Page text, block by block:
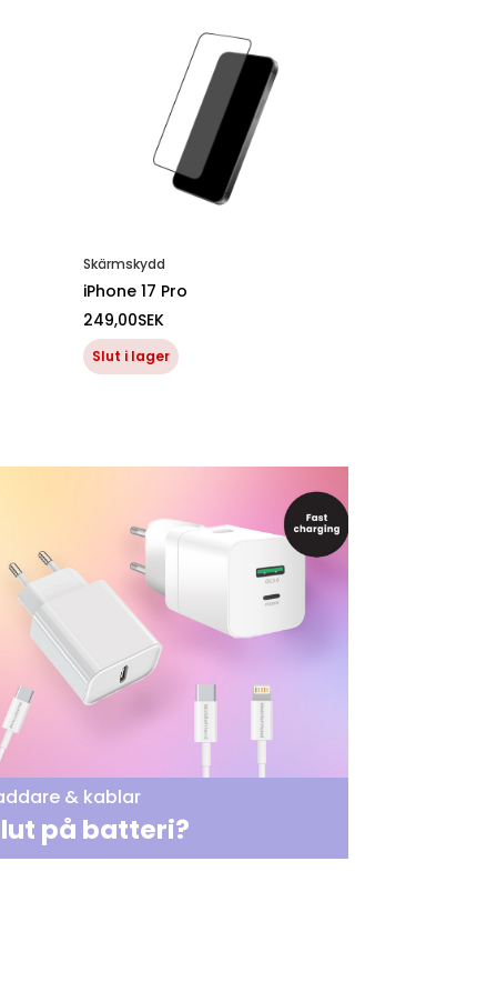
Skärmskydd
iPhone 17 Pro
249,00SEK
Slut i lager
& kablar
på batteri?